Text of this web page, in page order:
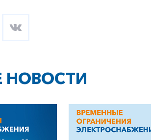
клиентам
клиентам
НОВОСТИ